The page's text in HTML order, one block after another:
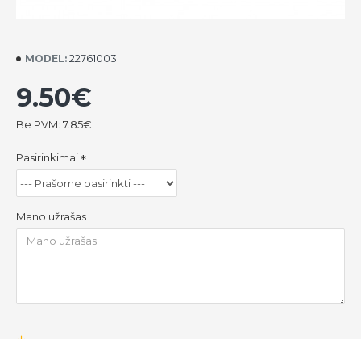
MODEL: 22761003
9.50€
Be PVM: 7.85€
Pasirinkimai
Mano užrašas